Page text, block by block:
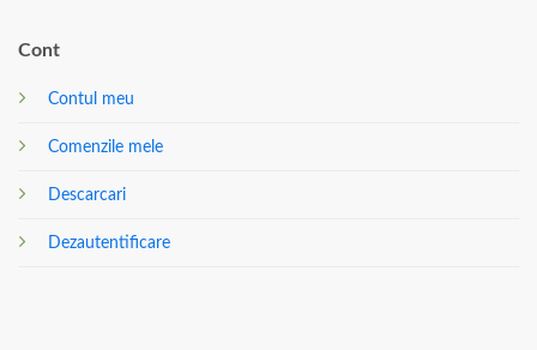
Cont
Contul meu
Comenzile mele
Descarcari
Dezautentificare